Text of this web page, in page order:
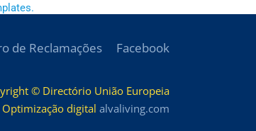
de Reclamações Facebook
© Directório União Europeia
Optimização digital alvaliving.com